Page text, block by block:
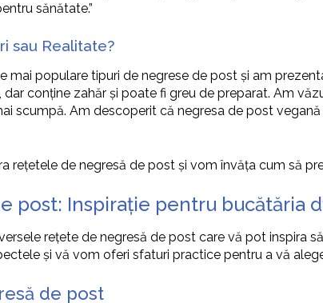
sănătate.”
sau Realitate?
mai populare tipuri de negrese de post și am
conține zahăr și poate fi greu de preparat. Am
scumpă. Am descoperit că negresa de post
rețetele de negresă de post și vom învăța cum să
post: Inspirație pentru bucătăria
rețete de negresă de post care vă pot inspira
și vă vom oferi sfaturi practice pentru a vă
de post